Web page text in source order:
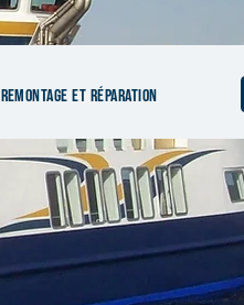
REMONTAGE ET RÉPARATION